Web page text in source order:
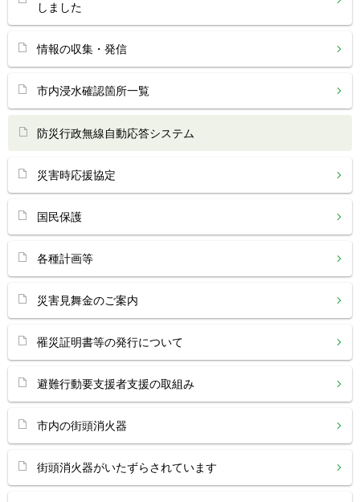
しました
情報の収集・発信
市内浸水確認箇所一覧
防災行政無線自動応答システム
災害時応援協定
国民保護
各種計画等
災害見舞金のご案内
罹災証明書等の発行について
避難行動要支援者支援の取組み
市内の街頭消火器
街頭消火器がいたずらされています